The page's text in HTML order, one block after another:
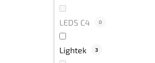
LEDS C4 0
Lightek 3